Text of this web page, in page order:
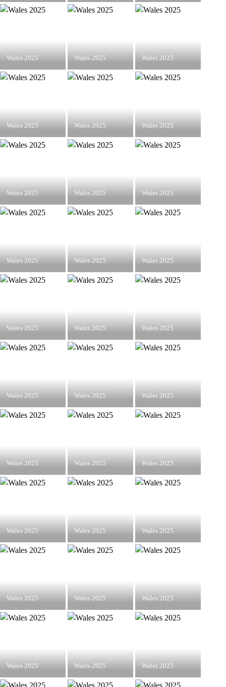
Wales 2025 Wales 2025 Wales 2025
Wales 2025 Wales 2025 Wales 2025
Wales 2025 Wales 2025 Wales 2025
Wales 2025 Wales 2025 Wales 2025
Wales 2025 Wales 2025 Wales 2025
Wales 2025 Wales 2025 Wales 2025
Wales 2025 Wales 2025 Wales 2025
Wales 2025 Wales 2025 Wales 2025
Wales 2025 Wales 2025 Wales 2025
Wales 2025 Wales 2025 Wales 2025